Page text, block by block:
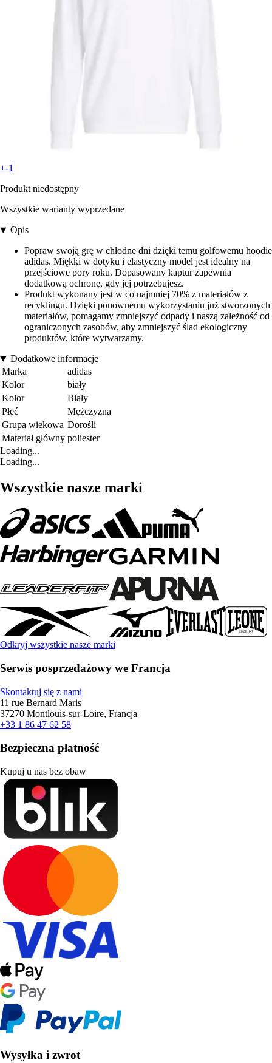
+-1
Produkt niedostępny
Wszystkie warianty wyprzedane
Opis
Popraw swoją grę w chłodne dni dzięki temu golfowemu hoodie
adidas. Miękki w dotyku i elastyczny model jest idealny na
przejściowe pory roku. Dopasowany kaptur zapewnia
dodatkową ochronę, gdy jej potrzebujesz.
Produkt wykonany jest w co najmniej 70% z materiałów z
recyklingu. Dzięki ponownemu wykorzystaniu już stworzonych
materiałów, pomagamy zmniejszyć odpady i naszą zależność od
ograniczonych zasobów, aby zmniejszyć ślad ekologiczny
produktów, które wytwarzamy.
Dodatkowe informacje
Marka
adidas
Kolor
biały
Kolor
Biały
Płeć
Mężczyzna
Grupa wiekowa Dorośli
Materiał główny poliester
Loading...
Loading...
Wszystkie nasze marki
Odkryj wszystkie nasze marki
Serwis posprzedażowy we Francja
Skontaktuj się z nami
11 rue Bernard Maris
37270 Montlouis-sur-Loire, Francja
+33 1 86 47 62 58
Bezpieczna płatność
Kupuj u nas bez obaw
Wysyłka i zwrot